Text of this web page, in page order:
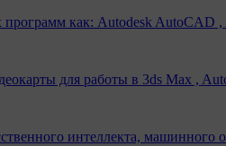
программ как: Autodesk AutoCAD
для работы в 3ds Max ,
интеллекта, машинного